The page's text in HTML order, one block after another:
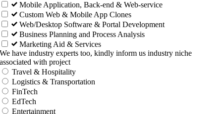
Mobile Application, Back-end & Web-service
Custom Web & Mobile App Clones
Web/Desktop Software & Portal Development
Business Planning and Process Analysis
Marketing Aid & Services
We have industry experts too, kindly inform us industry niche
associated with project
Travel & Hospitality
Logistics & Transportation
FinTech
EdTech
Entertainment